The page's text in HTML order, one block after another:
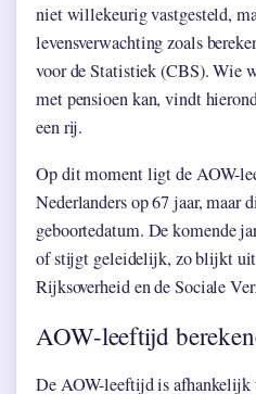
niet willekeurig vastgesteld,
levensverwachting zoals
voor de Statistiek (CBS). Wie
met pensioen kan, vindt
een rij.
Op dit moment ligt de AOW-
Nederlanders op 67 jaar, maar
geboortedatum. De komende
of stijgt geleidelijk, zo blijkt uit
Rijksoverheid en de Sociale
AOW-leeftijd
De AOW-leeftijd is afhankelijk